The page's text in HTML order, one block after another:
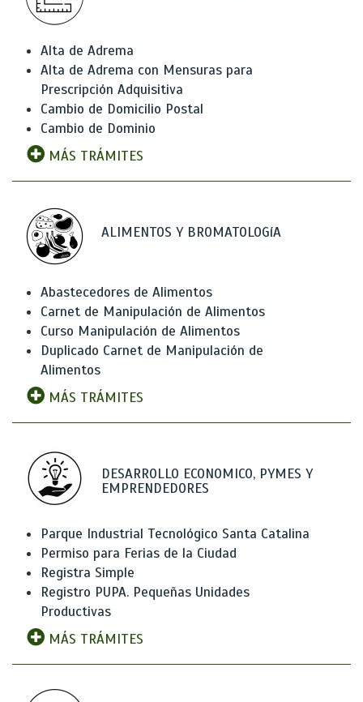
Alta de Adrema
Alta de Adrema con Mensuras para
Prescripción Adquisitiva
Cambio de Domicilio Postal
Cambio de Dominio
MÁS TRÁMITES
ALIMENTOS Y BROMATOLOGíA
Abastecedores de Alimentos
Carnet de Manipulación de Alimentos
Curso Manipulación de Alimentos
Duplicado Carnet de Manipulación de
Alimentos
MÁS TRÁMITES
DESARROLLO ECONOMICO, PYMES Y
EMPRENDEDORES
Parque Industrial Tecnológico Santa Catalina
Permiso para Ferias de la Ciudad
Registra Simple
Registro PUPA. Pequeñas Unidades
Productivas
MÁS TRÁMITES